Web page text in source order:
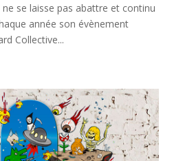
se laisse pas abattre et continu
année son évènement
Collective...